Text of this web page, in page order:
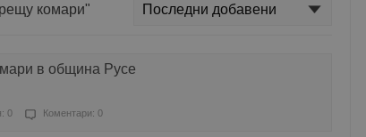
комари"
в община Русе
0 Коментари: 0